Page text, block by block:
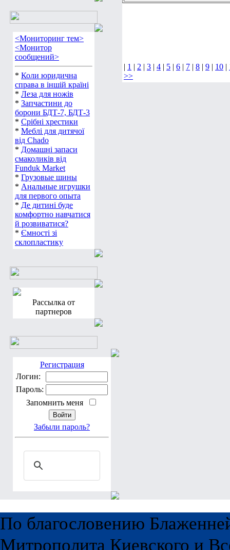
<Мониторинг тем>
<Монитор
сообщений>
* Коли юридична
справа в іншій країні
* Леза для ножів
* Запчастини до
борони БДТ-7, БДТ-3
* Срібні хрестики
* Меблі для дитячої
від Chado
* Домашні запаси
смаколиків від
Funduk Market
* Грузовые шины
* Анальные игрушки
для первого опыта
* Де дитині буде
комфортно навчатися
й розвиватися?
* Ємності зі
склопластику
Рассылка от
партнеров
Регистрация
Логин:
Пароль:
Запомнить меня
Забыли пароль?
| 1 | 2 | 3 | 4 | 5 | 6 | 7 | 8 | 9 | 10 |
>>
По благословению
Митрополита Киевского и